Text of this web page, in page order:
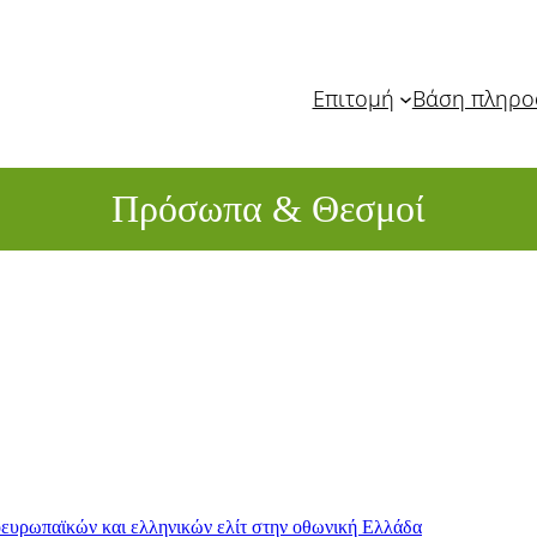
Επιτομή Βάση
Πρόσωπα & Θεσμοί
και ελληνικών ελίτ στην oθωνική Ελλάδα